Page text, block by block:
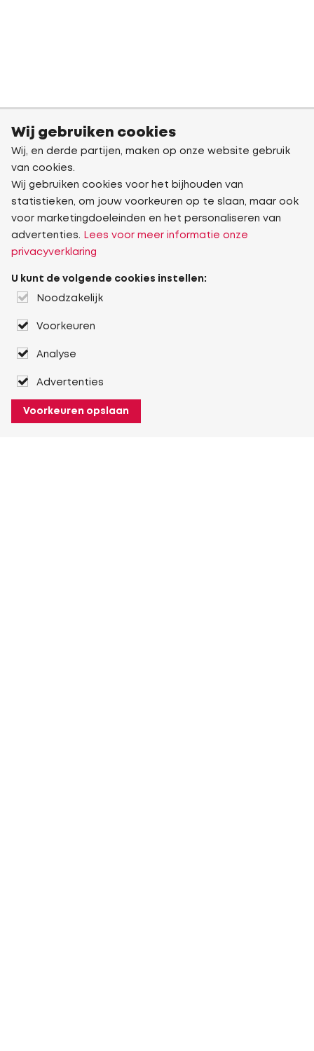
Wij gebruiken cookies
Wij, en derde partijen, maken op onze website gebruik
van cookies.
Wij gebruiken cookies voor het bijhouden van
statistieken, om jouw voorkeuren op te slaan, maar ook
voor marketingdoeleinden en het personaliseren van
advertenties.
Lees voor meer informatie onze
privacyverklaring
U kunt de volgende cookies instellen:
Noodzakelijk
Voorkeuren
Analyse
Advertenties
Voorkeuren opslaan